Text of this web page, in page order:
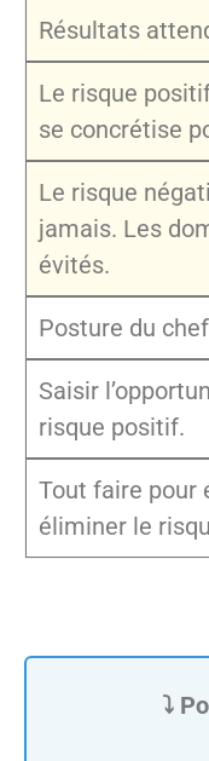
Résultats
Le risque
se concrétise
Le risque
jamais. Les
évités.
Posture du
Saisir
risque positif.
Tout faire pour
éliminer le